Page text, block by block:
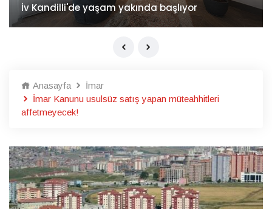
İv Kandilli'de yaşam yakında başlıyor
Anasayfa
İmar
İmar Kanunu usulsüz satış yapan müteahhitleri
affetmeyecek!